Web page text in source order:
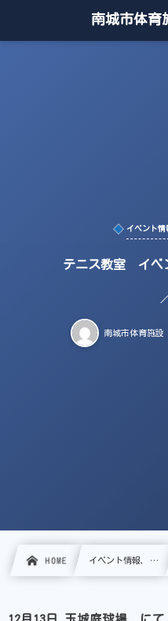
南城市体育
イベント情
テニス教室 イベ
南城市体育施設
HOME イベント情報, …